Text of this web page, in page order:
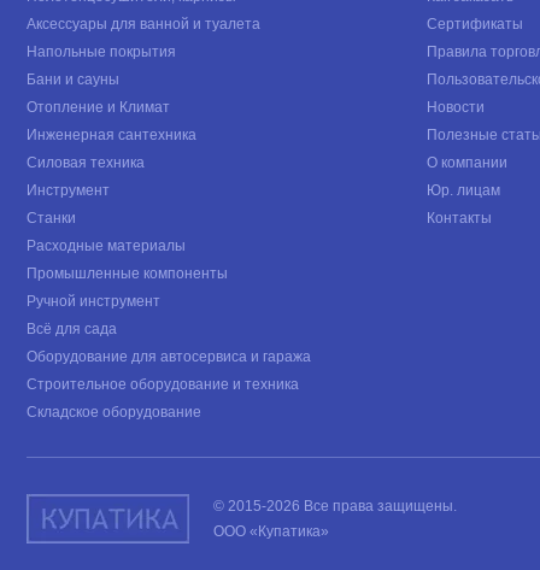
Аксессуары для ванной и туалета
Напольные покрытия
Бани и сауны
Отопление и Климат
Инженерная сантехника
Силовая техника
Инструмент
Станки
Расходные материалы
Промышленные компоненты
Ручной инструмент
Всё для сада
Оборудование для автосервиса и гаража
Строительное оборудование и техника
Складское оборудование
Сертификаты
Правила
Новости
Полезные
О компании
Юр. лицам
Контакты
© 2015-2026 Все права защищены.
ООО «Купатика»